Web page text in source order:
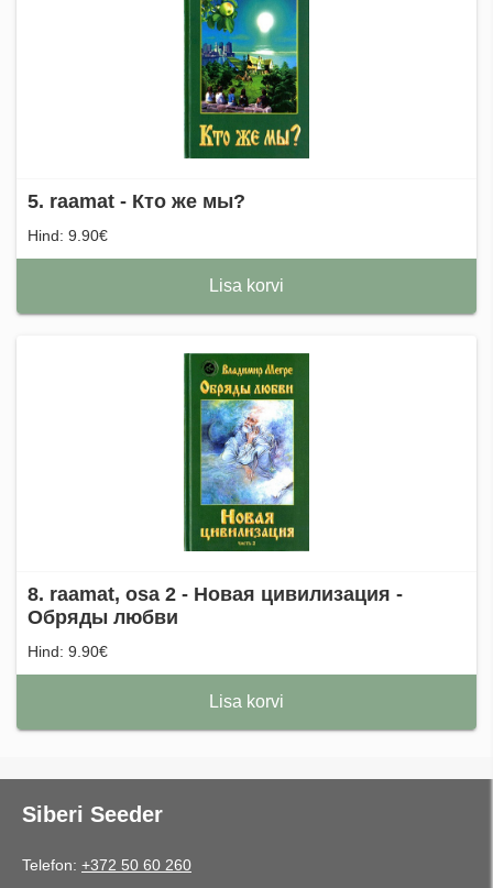
5. raamat - Кто же мы?
Hind: 9.90€
Lisa korvi
8. raamat, osa 2 - Новая цивилизация -
Обряды любви
Hind: 9.90€
Lisa korvi
Siberi Seeder
Telefon: +372 50 60 260